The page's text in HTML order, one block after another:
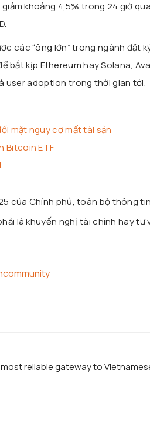
khoảng 4,5% trong 24 giờ
các “ông lớn” trong ngành đặt
bắt kịp Ethereum hay Solana,
user adoption trong thời gian tới.
mặt nguy cơ mất tài sản
Bitcoin ETF
của Chính phủ, toàn bộ thông
là khuyến nghị tài chính hay tư
reliable gateway to